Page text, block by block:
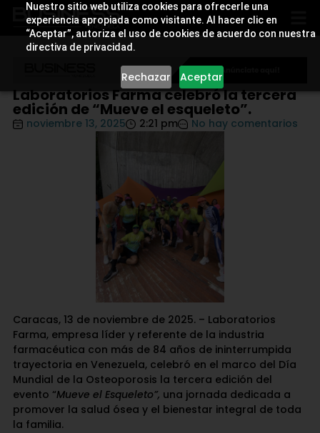
Nuestro sitio web utiliza cookies para ofrecerle una
experiencia apropiada como visitante. Al hacer clic en
“Aceptar”, autoriza el uso de cookies de acuerdo con nuestra
directiva de privacidad.
Rechazar Aceptar
Laboratorios Farma celebró la tercera
edición de “Mueve el esqueleto”.
noviembre 13, 2025 2:21 pm No hay comentarios
Caracas, 13 de noviembre de 2025. – Laboratorios
Farma, empresa líder y referente de la industria
farmacéutica con más de 84 años de ininterrumpida
trayectoria en Venezuela, celebró en el marco del Día
Mundial de la Osteoporosis la tercera edición del
evento “Mueve el Esqueleto”, una jornada dedicada a
promover la salud ósea y el bienestar integral de toda
la familia.